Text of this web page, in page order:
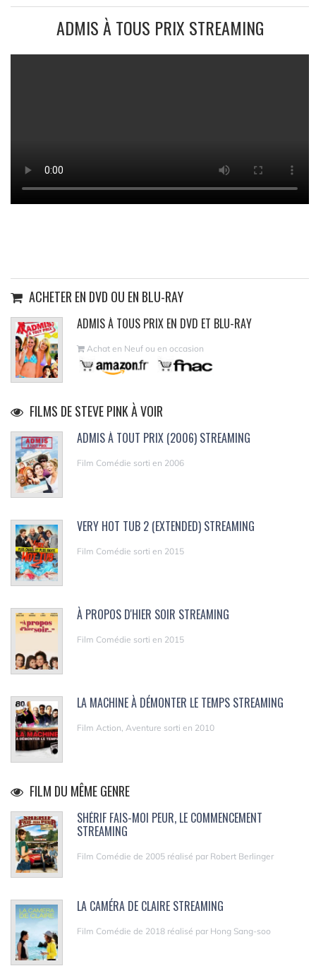
ADMIS À TOUS PRIX STREAMING
ACHETER EN DVD OU EN BLU-RAY
ADMIS À TOUS PRIX EN DVD ET BLU-RAY
Achat en Neuf ou en occasion
FILMS DE STEVE PINK À VOIR
ADMIS À TOUT PRIX (2006) STREAMING
Film Comédie sorti en 2006
VERY HOT TUB 2 (EXTENDED) STREAMING
Film Comédie sorti en 2015
À PROPOS D'HIER SOIR STREAMING
Film Comédie sorti en 2015
LA MACHINE À DÉMONTER LE TEMPS STREAMING
Film Action, Aventure sorti en 2010
FILM DU MÊME GENRE
SHÉRIF FAIS-MOI PEUR, LE COMMENCEMENT
STREAMING
Film Comédie de 2005 réalisé par Robert Berlinger
LA CAMÉRA DE CLAIRE STREAMING
Film Comédie de 2018 réalisé par Hong Sang-soo